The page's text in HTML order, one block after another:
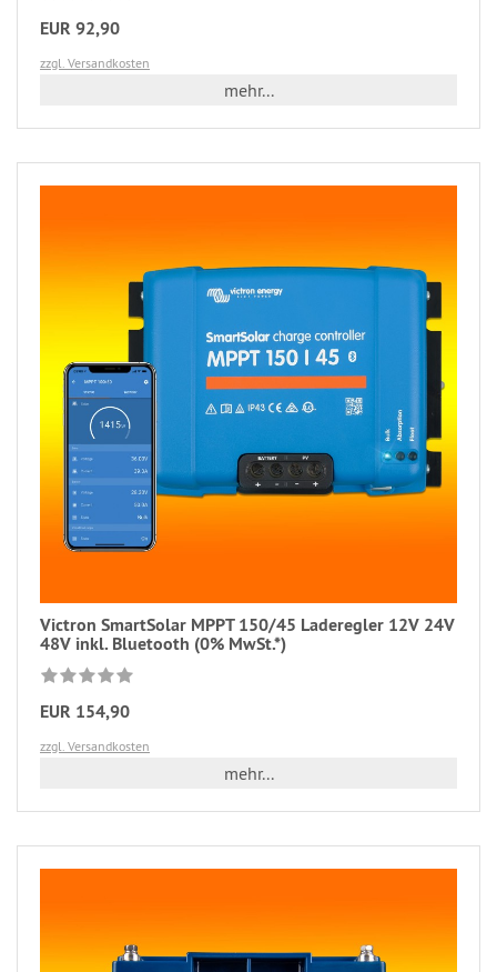
EUR 92,90
zzgl. Versandkosten
mehr...
Victron SmartSolar MPPT 150/45 Laderegler 12V 24V
48V inkl. Bluetooth (0% MwSt.*)
EUR 154,90
zzgl. Versandkosten
mehr...